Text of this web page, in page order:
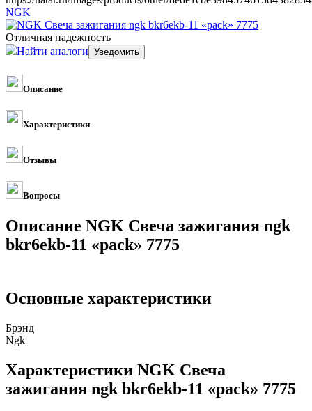
NGK
Отличная надежность
Найти аналоги
Описание
Характеристики
Отзывы
Вопросы
Описание NGK Свеча зажигания ngk
bkr6ekb-11 «pack» 7775
Основные характеристики
Брэнд
Ngk
Характеристики NGK Свеча
зажигания ngk bkr6ekb-11 «pack» 7775